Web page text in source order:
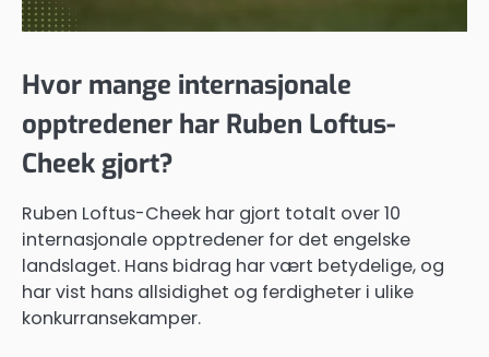
Hvor mange internasjonale
opptredener har Ruben Loftus-
Cheek gjort?
Ruben Loftus-Cheek har gjort totalt over 10
internasjonale opptredener for det engelske
landslaget. Hans bidrag har vært betydelige, og
har vist hans allsidighet og ferdigheter i ulike
konkurransekamper.